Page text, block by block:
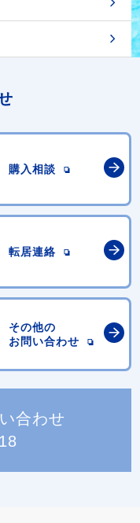
購入相談
転居連絡
その他の
お問い合わせ
合わせ